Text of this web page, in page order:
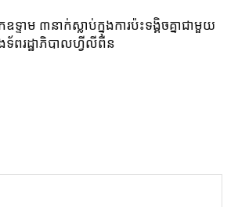
ឧទ្ទាម ៣នាក់ស្លាប់ក្នុងការប៉ះទង្គិចគ្នាជាមួយ
ទ័ពរដ្ឋាភិបាលហ្វីលីពីន